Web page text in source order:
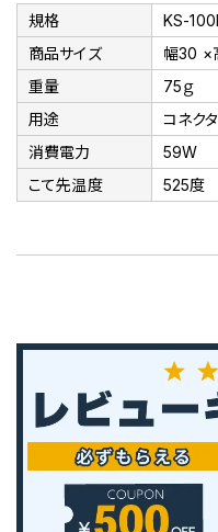
規格
KS-
商品サイズ
幅30 ×
重量
75ｇ
用途
コネク
消費電力
59W
こて先温度
525度